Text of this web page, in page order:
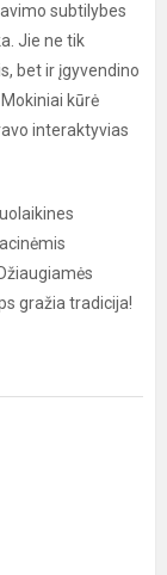
subtilybes
Jie ne tik
bet ir įgyvendino
kūrė
interaktyvias
gražia tradicija!